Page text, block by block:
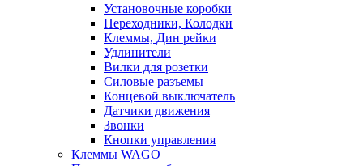
Установочные коробки
Переходники, Колодки
Клеммы, Дин рейки
Удлинители
Вилки для розетки
Силовые разъемы
Концевой выключатель
Датчики движения
Звонки
Кнопки управления
Клеммы WAGO